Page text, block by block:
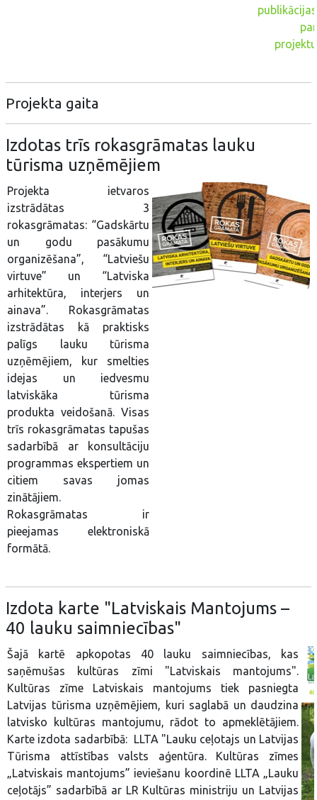
publikācijas
par
projektu
Projekta gaita
Izdotas trīs rokasgrāmatas lauku
tūrisma uzņēmējiem
Projekta ietvaros
izstrādātas 3
rokasgrāmatas: “Gadskārtu
un godu pasākumu
organizēšana”, “Latviešu
virtuve” un “Latviska
arhitektūra, interjers un
ainava”. Rokasgrāmatas
izstrādātas kā praktisks
palīgs lauku tūrisma
uzņēmējiem, kur smelties
idejas un iedvesmu
latviskāka tūrisma
produkta veidošanā. Visas
trīs rokasgrāmatas tapušas
sadarbībā ar konsultāciju
programmas ekspertiem un
citiem savas jomas
zinātājiem.
Rokasgrāmatas ir
pieejamas elektroniskā
formātā.
Izdota karte "Latviskais Mantojums –
40 lauku saimniecības"
Šajā kartē apkopotas 40 lauku saimniecības, kas
saņēmušas kultūras zīmi "Latviskais mantojums".
Kultūras zīme Latviskais mantojums tiek pasniegta
Latvijas tūrisma uzņēmējiem, kuri saglabā un daudzina
latvisko kultūras mantojumu, rādot to apmeklētājiem.
Karte izdota sadarbībā: LLTA "Lauku ceļotajs un Latvijas
Tūrisma attīstības valsts aģentūra. Kultūras zīmes
„Latviskais mantojums” ieviešanu koordinē LLTA „Lauku
ceļotājs” sadarbībā ar LR Kultūras ministriju un Latvijas